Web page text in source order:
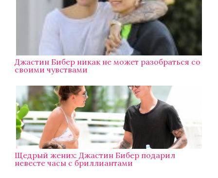
Джастин Бибер никак не может разобраться со
своими чувствами
Щедрый жених: Джастин Бибер подарил
невесте часы с бриллиантами